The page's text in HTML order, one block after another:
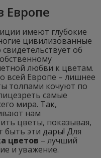
Европе
имеют глубокие
цивилизованные
об
любви к цветам.
всей Европе – лишнее
толпами кочуют по
самые
мира. Так,
нам
цветы, показывая,
быть эти дары! Для
цветов – лучший
и уважение.